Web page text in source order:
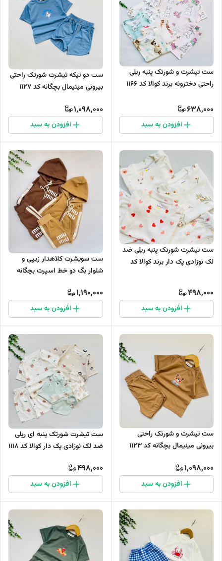
ست تیشرت و شورتک پنبه ریلی
راحتی دخترونه برند کوالا کد 1166
638,000
افزودن به سبد
ست دو تیکه تیشرت شورتک راحتی
بیرونی مینیمال بچگانه کد 1127
1,098,000
افزودن به سبد
ست تیشرت شورتک پنبه ریلی ضد
لک نوزادی پک دار برند کوالا کد
498,000
افزودن به سبد
ست سویشرت کلاهدار زیپی و
شلوار بگ دو خط اسپرت بچگانه
1,190,000
افزودن به سبد
ست تیشرت و شورتک راحتی
بیرونی مینیمال بچگانه کد 1123
1,098,000
افزودن به سبد
ست تیشرت شورتک پنبه ای ریلی
ضد لک نوزادی پک دار کوالا کد 1118
498,000
افزودن به سبد